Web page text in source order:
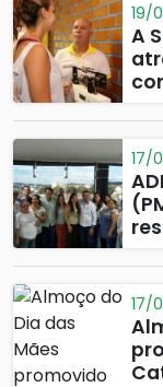
19/
A
17/
17/